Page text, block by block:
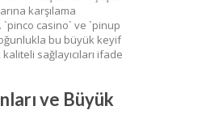
karşılama
casino` ve `pinup
bu büyük keyif
sağlayıcıları ifade
ve Büyük